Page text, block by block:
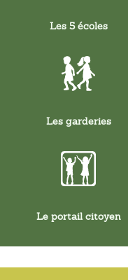
Les 5 écoles
Les garderies
Le portail citoyen